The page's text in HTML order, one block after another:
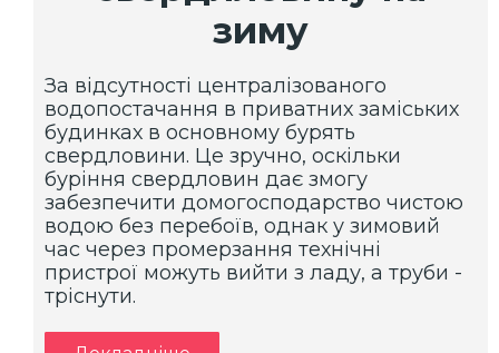
зиму
За відсутності централізованого
водопостачання в приватних заміських
будинках в основному бурять
свердловини. Це зручно, оскільки
буріння свердловин дає змогу
забезпечити домогосподарство чистою
водою без перебоїв, однак у зимовий
час через промерзання технічні
пристрої можуть вийти з ладу, а труби -
тріснути.